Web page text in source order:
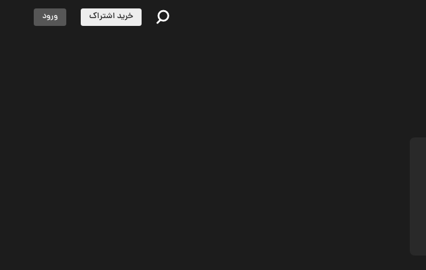
خرید اشتراک ورود